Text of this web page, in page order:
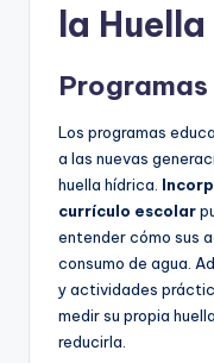
la
Los programas
a las nuevas
huella hídrica.
currículo escolar
entender cómo sus
consumo de agua.
y actividades
medir su propia
reducirla.